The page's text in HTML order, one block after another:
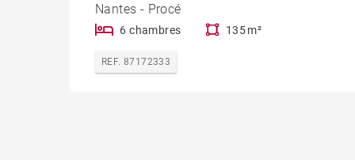
Nantes - Procé
6 chambres 135 m²
REF. 87172333